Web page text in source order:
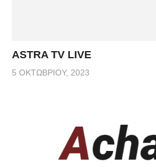
ASTRA TV LIVE
5 ΟΚΤΩΒΡΊΟΥ, 2023